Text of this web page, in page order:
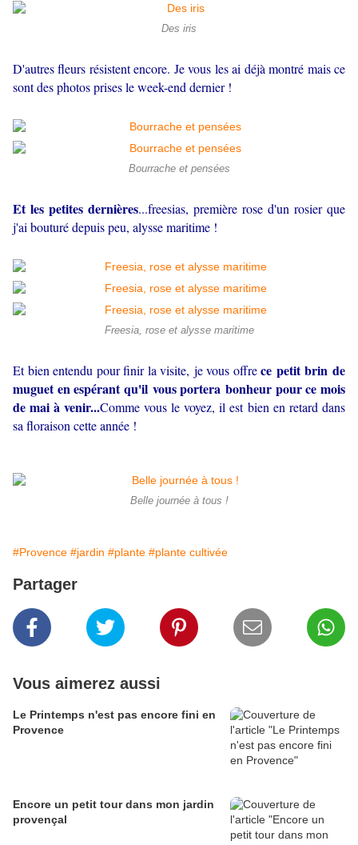
Des iris
D'autres fleurs résistent encore. Je vous les ai déjà montré mais ce
sont des photos prises le week-end dernier !
Bourrache et pensées
Et les petites dernières...freesias, première rose d'un rosier que
j'ai bouturé depuis peu, alysse maritime !
Freesia, rose et alysse maritime
Et bien entendu pour finir la visite, je vous offrece petit brin de
muguet en espérant qu'il vous portera bonheur pour ce mois
de mai à venir...Comme vous le voyez, il est bien en retard dans
sa floraison cette année !
Belle journée à tous !
#Provence #jardin #plante #plante cultivée
Partager
Vous aimerez aussi
Le Printemps n'est pas encore fini en
Provence
Encore un petit tour dans mon jardin
provençal